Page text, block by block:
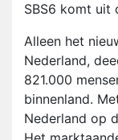
SBS6 komt uit
Alleen het
Nederland,
821.000
binnenland.
Nederland op